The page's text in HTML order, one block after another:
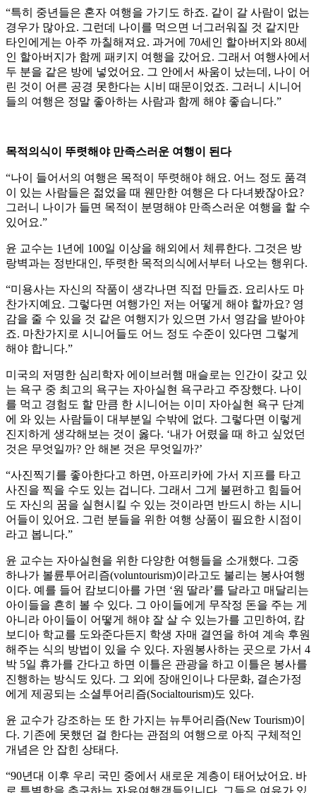
“특히 중년들은 혼자 여행을 가기도 하죠. 같이 갈 사람이 없는
경우가 많아요. 그런데 나이를 먹으면 너그러워질 것 같지만
타인에게는 아주 까칠해져요. 과거에 70세인 할아버지와 80세
인 할아버지가 함께 패키지 여행을 갔어요. 그래서 여행사에서
두 분을 같은 방에 넣었어요. 그 안에서 싸움이 났는데, 나이 어
린 것이 어른 공경 못한다는 시비 때문이었죠. 그러니 시니어
들의 여행은 정말 좋아하는 사람과 함께 해야 좋습니다.”
목적의식이 뚜렷해야 만족스러운 여행이 된다
“나이 들어서의 여행은 목적이 뚜렷해야 해요. 어느 정도 품격
이 있는 사람들은 젊었을 때 웬만한 여행은 다 다녀봤잖아요?
그러니 나이가 들면 목적이 분명해야 만족스러운 여행을 할 수
있어요.”
윤 교수는 1년에 100일 이상을 해외에서 체류한다. 그것은 방
랑벽과는 정반대인, 뚜렷한 목적의식에서부터 나오는 행위다.
“미용사는 자신의 작품이 생각나면 직접 만들죠. 요리사도 마
찬가지예요. 그렇다면 여행가인 저는 어떻게 해야 할까요? 영
감을 줄 수 있을 것 같은 여행지가 있으면 가서 영감을 받아야
죠. 마찬가지로 시니어들도 어느 정도 수준이 있다면 그렇게
해야 합니다.”
미국의 저명한 심리학자 에이브러햄 매슬로는 인간이 갖고 있
는 욕구 중 최고의 욕구는 자아실현 욕구라고 주장했다. 나이
를 먹고 경험도 할 만큼 한 시니어는 이미 자아실현 욕구 단계
에 와 있는 사람들이 대부분일 수밖에 없다. 그렇다면 이렇게
진지하게 생각해보는 것이 옳다. ‘내가 어렸을 때 하고 싶었던
것은 무엇일까? 안 해본 것은 무엇일까?’
“사진찍기를 좋아한다고 하면, 아프리카에 가서 지프를 타고
사진을 찍을 수도 있는 겁니다. 그래서 그게 불편하고 힘들어
도 자신의 꿈을 실현시킬 수 있는 것이라면 반드시 하는 시니
어들이 있어요. 그런 분들을 위한 여행 상품이 필요한 시점이
라고 봅니다.”
윤 교수는 자아실현을 위한 다양한 여행들을 소개했다. 그중
하나가 볼륜투어리즘(voluntourism)이라고도 불리는 봉사여행
이다. 예를 들어 캄보디아를 가면 ‘원 딸라’를 달라고 매달리는
아이들을 흔히 볼 수 있다. 그 아이들에게 무작정 돈을 주는 게
아니라 아이들이 어떻게 해야 잘 살 수 있는가를 고민하여, 캄
보디아 학교를 도와준다든지 학생 자매 결연을 하여 계속 후원
해주는 식의 방법이 있을 수 있다. 자원봉사하는 곳으로 가서 4
박 5일 휴가를 간다고 하면 이틀은 관광을 하고 이틀은 봉사를
진행하는 방식도 있다. 그 외에 장애인이나 다문화, 결손가정
에게 제공되는 소셜투어리즘(Socialtourism)도 있다.
윤 교수가 강조하는 또 한 가지는 뉴투어리즘(New Tourism)이
다. 기존에 못했던 걸 한다는 관점의 여행으로 아직 구체적인
개념은 안 잡힌 상태다.
“90년대 이후 우리 국민 중에서 새로운 계층이 태어났어요. 바